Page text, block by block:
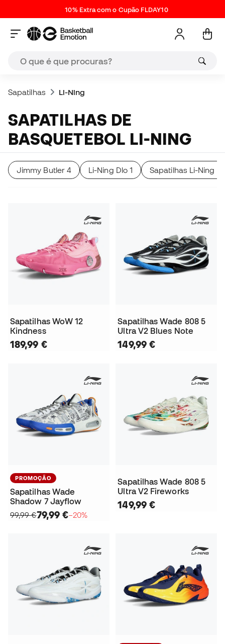
10% Extra com o Cupão FLDAY10
Sapatilhas Li-Ning
SAPATILHAS DE
BASQUETEBOL LI-NING
Jimmy Butler 4 Li-Ning Dlo 1 Sapatilhas Li-Ning
Sapatilhas WoW 12
Kindness
189,99 €
Sapatilhas Wade 808 5
Ultra V2 Blues Note
149,99 €
PROMOÇÃO
Sapatilhas Wade
Shadow 7 Jayflow
99,99 €79,99 €−20%
Sapatilhas Wade 808 5
Ultra V2 Fireworks
149,99 €